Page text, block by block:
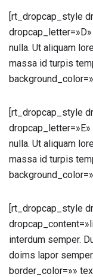
[rt_dropcap_style
nulla. Ut aliquam
massa id turpis
[rt_dropcap_style
nulla. Ut aliquam
massa id turpis
[rt_dropcap_style
interdum semper.
doims lapor
border_color=»»